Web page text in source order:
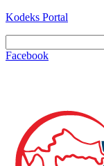
Kodeks Portal
Facebook